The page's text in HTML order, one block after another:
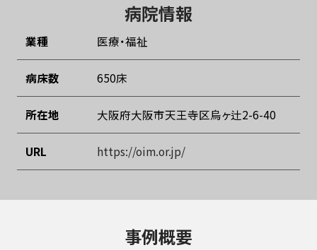
病院情報
業種 医療・福祉
病床数 650床
所在地 大阪府大阪市天王寺区烏ヶ辻2-6-40
URL https://oim.or.jp/
事例概要